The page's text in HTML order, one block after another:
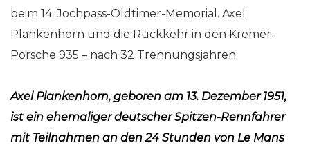
beim 14. Jochpass-Oldtimer-Memorial. Axel
Plankenhorn und die Rückkehr in den Kremer-
Porsche 935 – nach 32 Trennungsjahren.
Axel Plankenhorn, geboren am 13. Dezember 1951,
ist ein ehemaliger deutscher Spitzen-Rennfahrer
mit Teilnahmen an den 24 Stunden von Le Mans